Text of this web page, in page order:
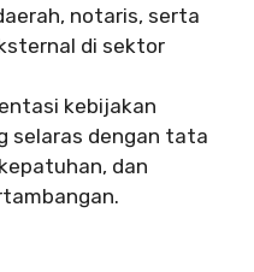
notaris, serta
di sektor
kebijakan
selaras dengan tata
dan